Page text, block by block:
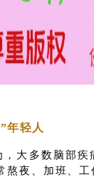
年轻人
，大多数脑部疾
熬夜、加班、工